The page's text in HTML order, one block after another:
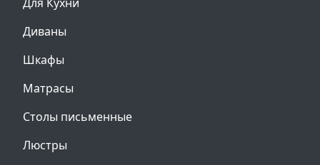
Диваны
Шкафы
Матрасы
Столы письменные
Люстры